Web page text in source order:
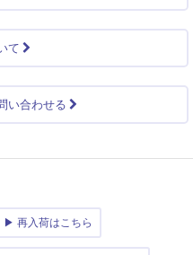
て
い合わせる
▶ 再入荷はこちら